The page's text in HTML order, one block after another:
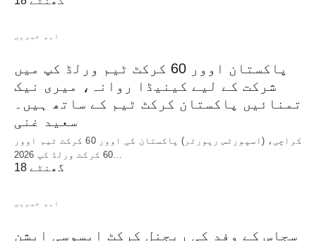
اہم خبریں
پاکستان اوور 60 کرکٹ ٹیم ورلڈ کپ میں
شرکت کے لیے کینیڈا روانہ، میری نیک
تمنائیں پاکستان کرکٹ ٹیم کے ساتھ ہیں۔
سعید غنی
کراچی، (اسپورٹس رپورٹر) پاکستان کی اوور 60 کرکٹ ٹیم اوور
60 کرکٹ ورلڈ کپ 2026…
18 گھنٹے
اہم خبریں
سجاس کے وفد کی ریجنل کرکٹ ایسوسی ایشن